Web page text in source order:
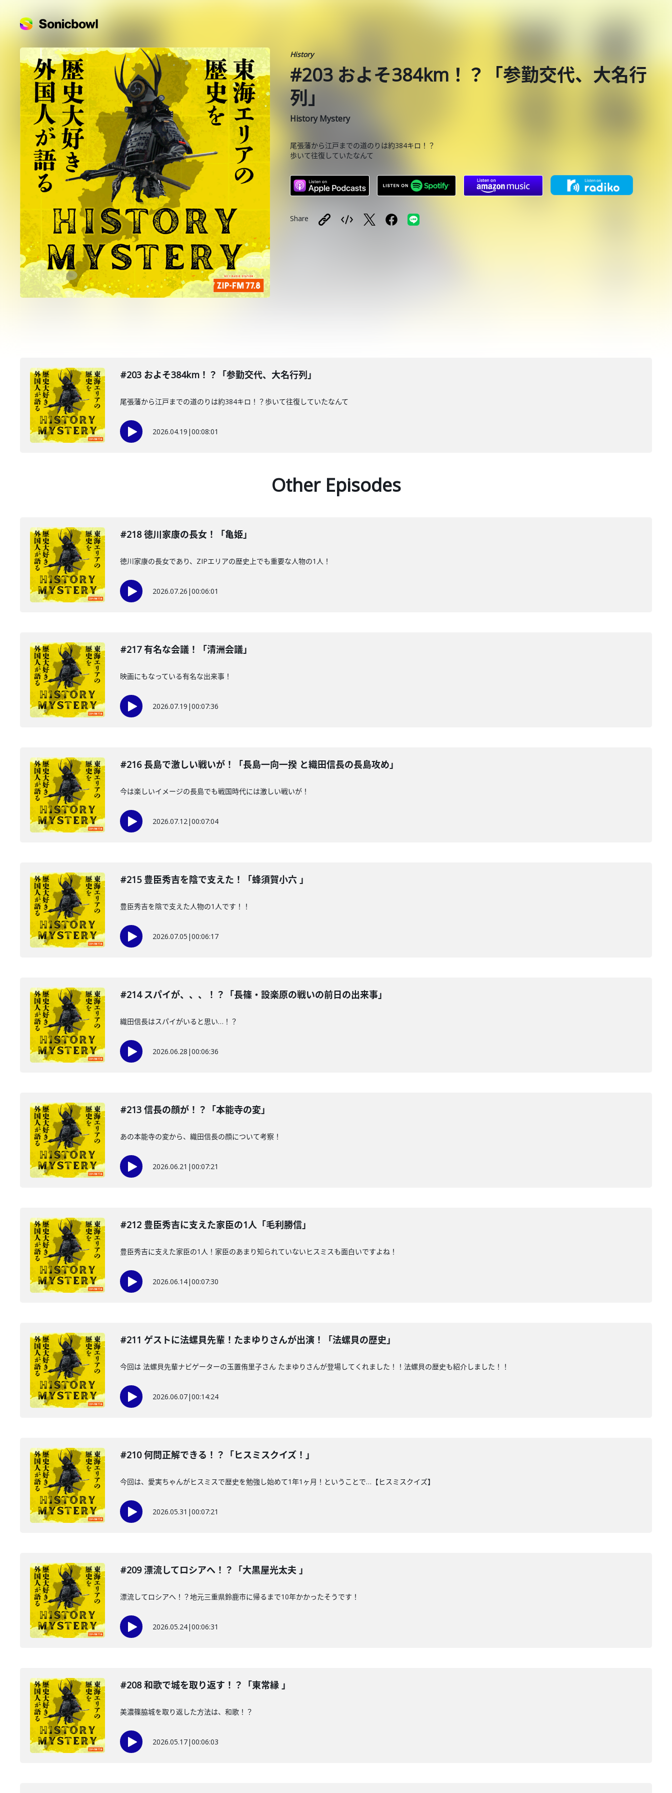
History
#203 およそ384km！？「参勤交代、大名行
列」
History Mystery
尾張藩から江戸までの道のりは約384キロ！？
歩いて往復していたなんて
Share
#203 およそ384km！？「参勤交代、大名行列」
尾張藩から江戸までの道のりは約384キロ！？歩いて往復していたなんて
2026.04.19 |00:08:01
Other Episodes
#218 徳川家康の長女！「亀姫」
徳川家康の長女であり、ZIPエリアの歴史上でも重要な人物の1人！
2026.07.26 |00:06:01
#217 有名な会議！「清洲会議」
映画にもなっている有名な出来事！
2026.07.19 |00:07:36
#216 長島で激しい戦いが！「長島一向一揆 と織田信長の長島攻め」
今は楽しいイメージの長島でも戦国時代には激しい戦いが！
2026.07.12|00:07:04
#215 豊臣秀吉を陰で支えた！「蜂須賀小六 」
豊臣秀吉を陰で支えた人物の1人です！！
2026.07.05 |00:06:17
#214 スパイが、、、！？「長篠・設楽原の戦いの前日の出来事」
織田信長はスパイがいると思い…！？
2026.06.28 |00:06:36
#213 信長の顔が！？「本能寺の変」
あの本能寺の変から、織田信長の顔について考察！
2026.06.21 |00:07:21
#212 豊臣秀吉に支えた家臣の1人「毛利勝信」
豊臣秀吉に支えた家臣の1人！家臣のあまり知られていないヒスミスも面白いですよね！
2026.06.14|00:07:30
#211 ゲストに法螺貝先輩！たまゆりさんが出演！「法螺貝の歴史」
今回は 法螺貝先輩ナビゲーターの玉置侑里子さん たまゆりさんが登場してくれました！！法螺貝の歴史も紹介しました！！
2026.06.07|00:14:24
#210 何問正解できる！？「ヒスミスクイズ！」
今回は、愛実ちゃんがヒスミスで歴史を勉強し始めて1年1ヶ月！ということで…【ヒスミスクイズ】
2026.05.31 |00:07:21
#209 漂流してロシアへ！？「大黒屋光太夫 」
漂流してロシアへ！？地元三重県鈴鹿市に帰るまで10年かかったそうです！
2026.05.24|00:06:31
#208 和歌で城を取り返す！？「東常縁 」
美濃篠脇城を取り返した方法は、和歌！？
2026.05.17|00:06:03